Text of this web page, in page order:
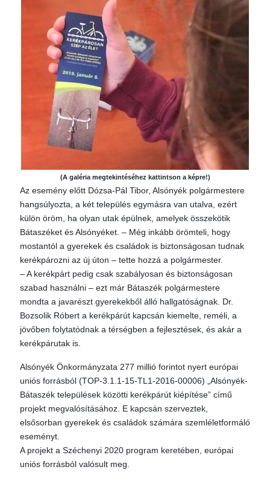
(A galéria megtekintéséhez kattintson a képre!)
Az esemény előtt Dózsa-Pál Tibor, Alsónyék polgármestere
hangsúlyozta, a két település egymásra van utalva, ezért
külön öröm, ha olyan utak épülnek, amelyek összekötik
Bátaszéket és Alsónyéket. – Még inkább örömteli, hogy
mostantól a gyerekek és családok is biztonságosan tudnak
kerékpározni az új úton – tette hozzá a polgármester.
– A kerékpárt pedig csak szabályosan és biztonságosan
szabad használni – ezt már Bátaszék polgármestere
mondta a javarészt gyerekekből álló hallgatóságnak. Dr.
Bozsolik Róbert a kerékpárút kapcsán kiemelte, reméli, a
jövőben folytatódnak a térségben a fejlesztések, és akár a
kerékpárutak is.
Alsónyék Önkormányzata 277 millió forintot nyert európai
uniós forrásból (TOP-3.1.1-15-TL1-2016-00006) „Alsónyék-
Bátaszék települések közötti kerékpárút kiépítése” című
projekt megvalósításához. E kapcsán szerveztek,
elsősorban gyerekek és családok számára szemléletformáló
eseményt.
A projekt a Széchenyi 2020 program keretében, európai
uniós forrásból valósult meg.